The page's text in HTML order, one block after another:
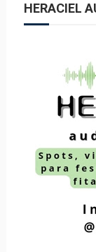
HERACIEL